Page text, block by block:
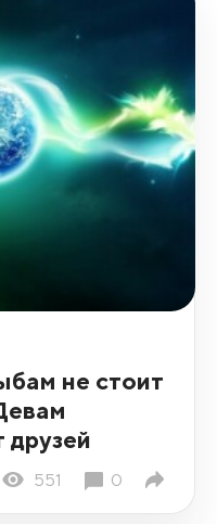
не стоит
друзей
551 0